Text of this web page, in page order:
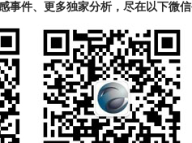
事件、更多独家分析，尽在以下微